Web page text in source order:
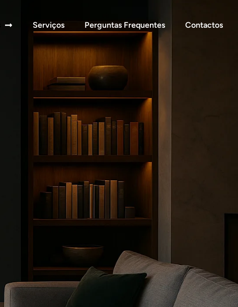
Serviços Perguntas Frequentes Contactos